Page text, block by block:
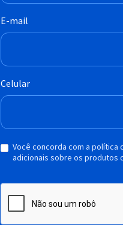
E-mail
Celular
Você concorda com a
adicionais sobre os produtos